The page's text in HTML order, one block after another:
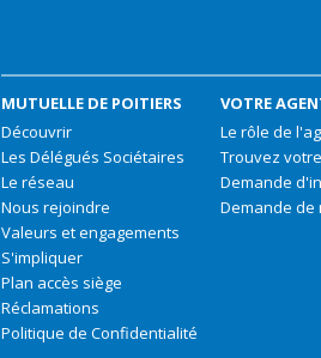
MUTUELLE DE POITIERS
Découvrir
Les Délégués Sociétaires
Le réseau
Nous rejoindre
Valeurs et engagements
S'impliquer
Plan accès siège
Réclamations
Politique de Confidentialité
VOTRE
Le rôle de
Trouvez
Demande
Demande de